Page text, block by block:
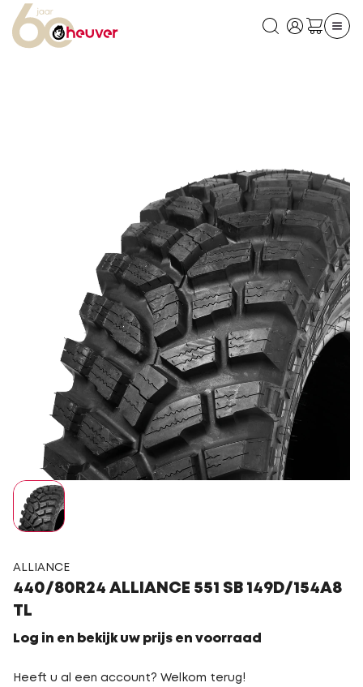
ALLIANCE
440/80R24 ALLIANCE 551 SB 149D/154A8
TL
Log in en bekijk uw prijs en voorraad
Heeft u al een account? Welkom terug!